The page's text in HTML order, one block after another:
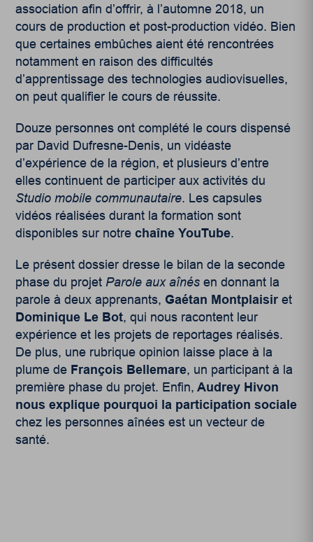
association afin d’offrir, à l’automne 2018, un
cours de production et post-production vidéo. Bien
que certaines embûches aient été rencontrées
notamment en raison des difficultés
d’apprentissage des technologies audiovisuelles,
on peut qualifier le cours de réussite.
Douze personnes ont complété le cours dispensé
par David Dufresne-Denis, un vidéaste
d’expérience de la région, et plusieurs d’entre
elles continuent de participer aux activités du
Studio mobile communautaire. Les capsules
vidéos réalisées durant la formation sont
disponibles sur notrechaîne YouTube.
Le présent dossier dresse le bilan de la seconde
phase du projet Parole aux aînés en donnant la
parole à deux apprenants, Gaétan Montplaisir et
Dominique Le Bot, qui nous racontent leur
expérience et les projets de reportages réalisés.
De plus, une rubrique opinion laisse place à la
plume de François Bellemare, un participant à la
première phase du projet. Enfin, Audrey Hivon
nous explique pourquoi la participation sociale
chez les personnes aînées est un vecteur de
santé.